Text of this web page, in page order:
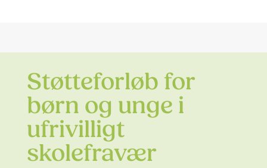
Støtteforløb for
børn og unge i
ufrivilligt
skolefravær